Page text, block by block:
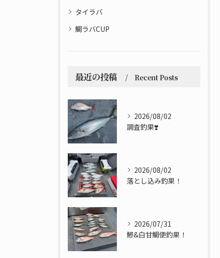
タイラバ
鯛ラバCUP
最近の投稿 Recent Posts
2026/08/02
調査釣果❣️
2026/08/02
落とし込み釣果！
2026/07/31
鯵&白甘鯛便釣果！